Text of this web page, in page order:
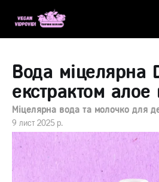
Вода міцелярна
екстрактом алое
Міцелярна вода та молочко для
9 лист 2025 р.